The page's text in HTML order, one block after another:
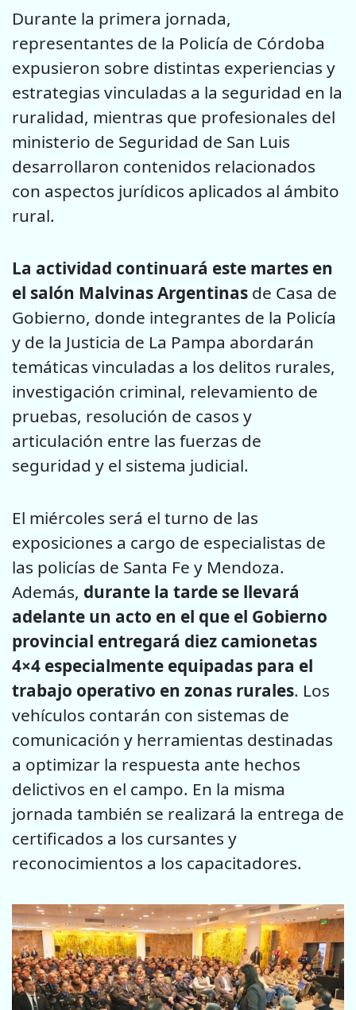
Durante la primera jornada,
representantes de la Policía de Córdoba
expusieron sobre distintas experiencias y
estrategias vinculadas a la seguridad en la
ruralidad, mientras que profesionales del
ministerio de Seguridad de San Luis
desarrollaron contenidos relacionados
con aspectos jurídicos aplicados al ámbito
rural.
La actividad continuará este martes en
el salón Malvinas Argentinas de Casa de
Gobierno, donde integrantes de la Policía
y de la Justicia de La Pampa abordarán
temáticas vinculadas a los delitos rurales,
investigación criminal, relevamiento de
pruebas, resolución de casos y
articulación entre las fuerzas de
seguridad y el sistema judicial.
El miércoles será el turno de las
exposiciones a cargo de especialistas de
las policías de Santa Fe y Mendoza.
Además, durante la tarde se llevará
adelante un acto en el que el Gobierno
provincial entregará diez camionetas
4×4 especialmente equipadas para el
trabajo operativo en zonas rurales. Los
vehículos contarán con sistemas de
comunicación y herramientas destinadas
a optimizar la respuesta ante hechos
delictivos en el campo. En la misma
jornada también se realizará la entrega de
certificados a los cursantes y
reconocimientos a los capacitadores.